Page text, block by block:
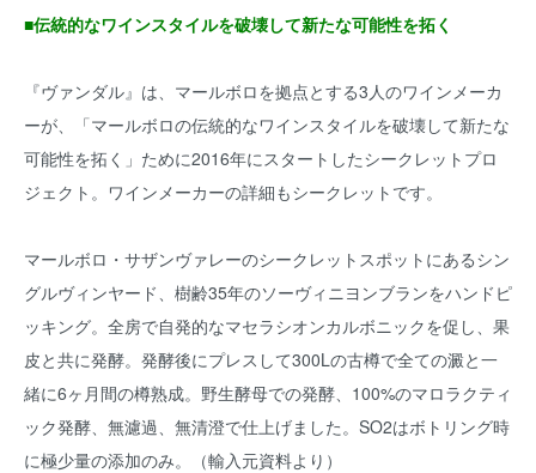
■伝統的なワインスタイルを破壊して新たな可能性を拓く
『ヴァンダル』は、マールボロを拠点とする3人のワインメーカ
ーが、「マールボロの伝統的なワインスタイルを破壊して新たな
可能性を拓く」ために2016年にスタートしたシークレットプロ
ジェクト。ワインメーカーの詳細もシークレットです。
マールボロ・サザンヴァレーのシークレットスポットにあるシン
グルヴィンヤード、樹齢35年のソーヴィニヨンブランをハンドピ
ッキング。全房で自発的なマセラシオンカルボニックを促し、果
皮と共に発酵。発酵後にプレスして300Lの古樽で全ての澱と一
緒に6ヶ月間の樽熟成。野生酵母での発酵、100%のマロラクティ
ック発酵、無濾過、無清澄で仕上げました。SO2はボトリング時
に極少量の添加のみ。（輸入元資料より）